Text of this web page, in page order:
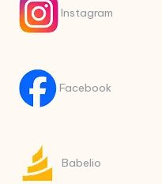
Instagram
Facebook
Babelio